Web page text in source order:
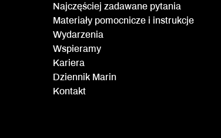
Najczęściej zadawane pytania
Materiały pomocnicze i instrukcje
Wydarzenia
Wspieramy
Kariera
Dziennik Marin
Kontakt